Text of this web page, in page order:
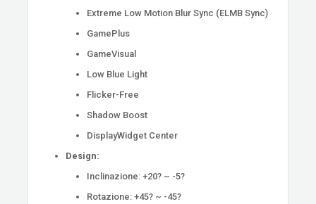
Extreme Low Motion Blur Sync (ELMB Sync)
GamePlus
GameVisual
Low Blue Light
Flicker-Free
Shadow Boost
DisplayWidget Center
Design:
Inclinazione: +20? ~ -5?
Rotazione: +45? ~ -45?